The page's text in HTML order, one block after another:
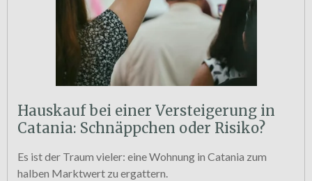
Hauskauf bei einer Versteigerung in
Catania: Schnäppchen oder Risiko?
Es ist der Traum vieler: eine Wohnung in Catania zum
halben Marktwert zu ergattern.